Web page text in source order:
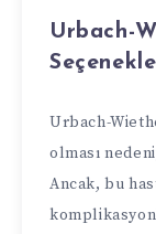
Urbach-
Urbach-
olması
Ancak, bu